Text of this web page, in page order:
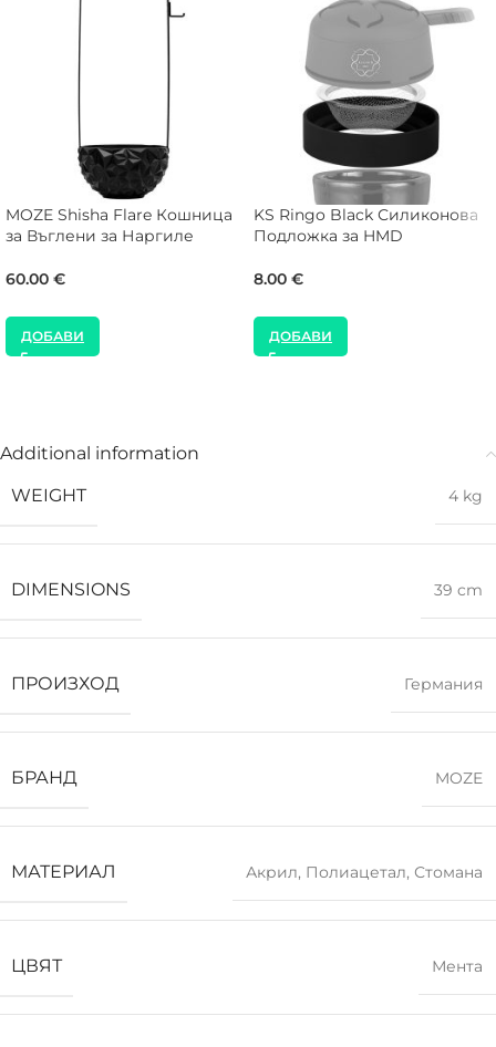
MOZE Shisha Flare Кошница
за Въглени за Наргиле
60.00 €
ДОБАВИ
KS Ringo Black Силиконовa
Подложка за HMD
8.00 €
ДОБАВИ
Additional information
WEIGHT
4 kg
DIMENSIONS 39 cm
ПРОИЗХОД Германия
БРАНД MOZE
МАТЕРИАЛ Акрил, Полиацетал, Стомана
ЦВЯТ Мента